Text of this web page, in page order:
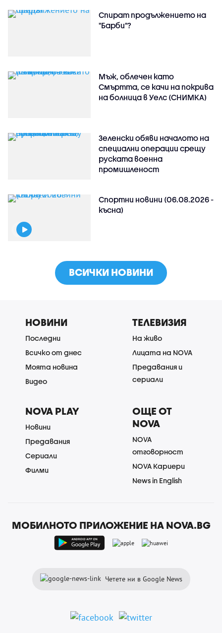
Спират продължението на
"Барби"?
Мъж, облечен като
Смъртта, се качи на покрива
на болница в Уелс (СНИМКА)
Зеленски обяви началото на
специални операции срещу
руската военна
промишленост
Спортни новини (06.08.2026 -
късна)
ВСИЧКИ НОВИНИ
НОВИНИ
Последни
Всичко от днес
Моята новина
Видео
ТЕЛЕВИЗИЯ
На живо
Лицата на NOVA
Предавания и
сериали
NOVA PLAY
Новини
Предавания
Сериали
Филми
ОЩЕ ОТ
NOVA
NOVA
отговорност
NOVA Кариери
News in English
МОБИЛНОТО ПРИЛОЖЕНИЕ НА NOVA.BG
Четете ни в Google News